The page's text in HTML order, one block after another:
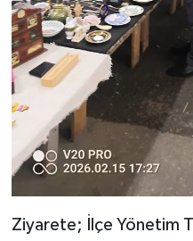
Ziyarete; İlçe Yönetim